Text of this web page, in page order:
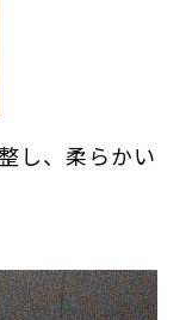
し、柔らかい